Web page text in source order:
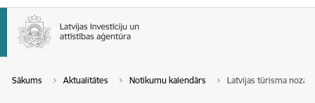
Sākums Aktualitātes Notikumu kalendārs Latvijas tūrisma